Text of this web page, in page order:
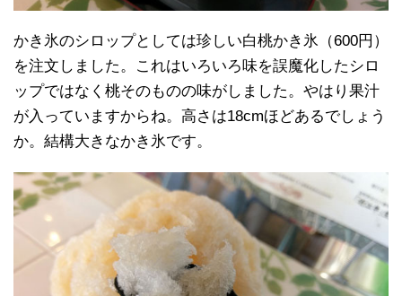
かき氷のシロップとしては珍しい白桃かき氷（600円）
を注文しました。これはいろいろ味を誤魔化したシロ
ップではなく桃そのものの味がしました。やはり果汁
が入っていますからね。高さは18cmほどあるでしょう
か。結構大きなかき氷です。